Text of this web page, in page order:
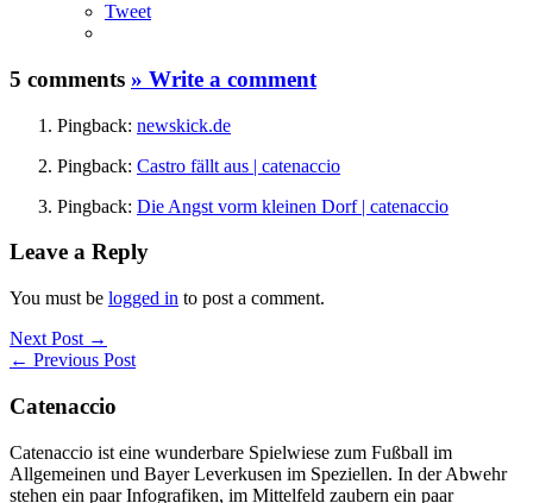
Tweet
5 comments » Write a comment
Pingback: newskick.de
Pingback: Castro fällt aus | catenaccio
Pingback: Die Angst vorm kleinen Dorf | catenaccio
Leave a Reply
You must be logged in to post a comment.
Next Post →
← Previous Post
Catenaccio
Catenaccio ist eine wunderbare Spielwiese zum Fußball im
Allgemeinen und Bayer Leverkusen im Speziellen. In der Abwehr
stehen ein paar Infografiken, im Mittelfeld zaubern ein paar